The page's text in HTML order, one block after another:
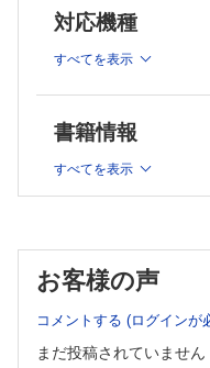
ょう？
症例5 地域での疾病予
ーション／
症例6-2 診療に関する
対応機種
すべてを表示
書籍情報
すべてを表示
お客様の声
コメントする (ログインが
まだ投稿されていません